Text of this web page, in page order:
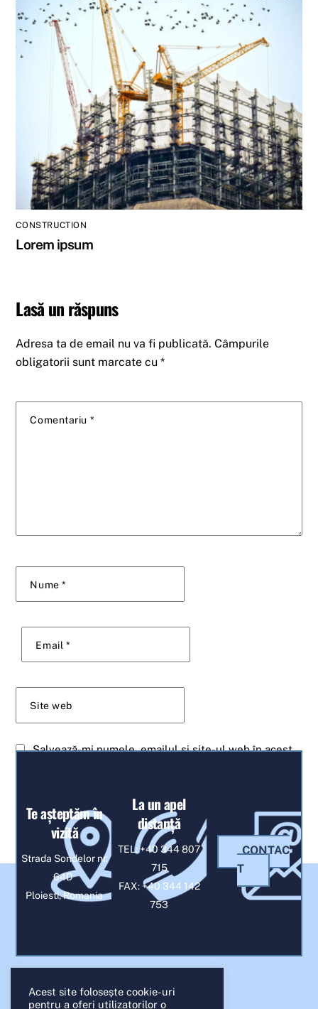
CONSTRUCTION
Lorem ipsum
Lasă un răspuns
Adresa ta de email nu va fi publicată. Câmpurile
obligatorii sunt marcate cu*
Comentariu *
Nume*
Email *
Site web
Salvează-mi numele, emailul și site-ul web în acest
Te așteptăm în
vizită
Strada Sondelor nr.
64D
Ploiesti, Romania
La un apel
distanță
TEL:+40 344 807
715
FAX: +40 344 142
753
CONTAC
T
Acest site folosește cookie-uri
pentru a oferi utilizatorilor o